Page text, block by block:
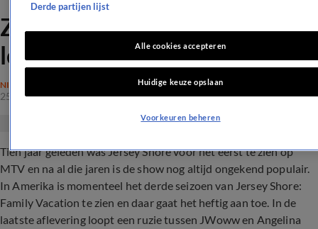
ZIEN: Jersey Shore-ruzie
loopt compleet uit de hand
NIEUWS
25 okt 2019, 11:17
Tien jaar geleden was Jersey Shore voor het eerst te zien op
MTV en na al die jaren is de show nog altijd ongekend populair.
In Amerika is momenteel het derde seizoen van Jersey Shore:
Family Vacation te zien en daar gaat het heftig aan toe. In de
laatste aflevering loopt een ruzie tussen JWoww en Angelina
Derde partijen lijst
Alle cookies accepteren
Huidige keuze opslaan
Voorkeuren beheren